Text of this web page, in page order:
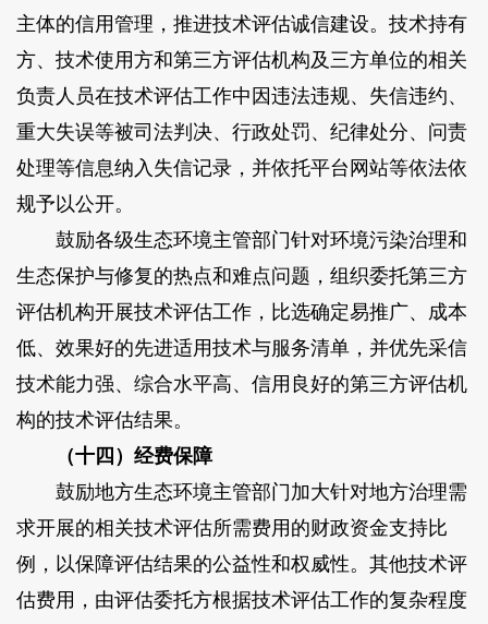
主体的信用管理，推进技术评估诚信建设。技术持有
方、技术使用方和第三方评估机构及三方单位的相关
负责人员在技术评估工作中因违法违规、失信违约、
重大失误等被司法判决、行政处罚、纪律处分、问责
处理等信息纳入失信记录，并依托平台网站等依法依
规予以公开。
鼓励各级生态环境主管部门针对环境污染治理和
生态保护与修复的热点和难点问题，组织委托第三方
评估机构开展技术评估工作，比选确定易推广、成本
低、效果好的先进适用技术与服务清单，并优先采信
技术能力强、综合水平高、信用良好的第三方评估机
构的技术评估结果。
（十四）经费保障
鼓励地方生态环境主管部门加大针对地方治理需
求开展的相关技术评估所需费用的财政资金支持比
例，以保障评估结果的公益性和权威性。其他技术评
估费用，由评估委托方根据技术评估工作的复杂程度